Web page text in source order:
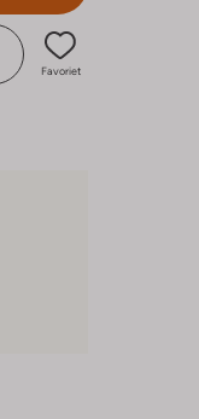
Favoriet